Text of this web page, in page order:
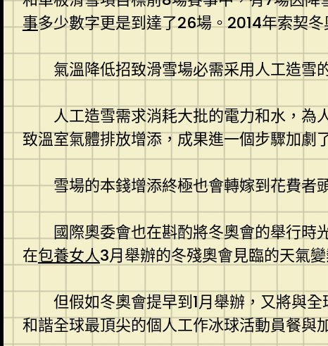
事多少數字更是到達了26場。2014年索契
氣溫降低招致滑雪場必需采用人工造雪
人工造雪需求消耗大批的電力和水，為
致溫室氣體排放增添，成果進一個步驟加劇
雪場的本錢增添終極也會轉嫁到花費者
國際奧委會也在斟酌將冬奧會的舉行時
在包養女人3月舉辦的冬殘奧會見臨的天氣
但假如冬奧會提早到1月舉辦，又將與
和諧全球最頂尖的個人工作冰球活動員餐與